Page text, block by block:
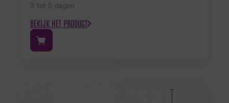
3 tot 5 dagen
BEKIJK HET PRODUCT